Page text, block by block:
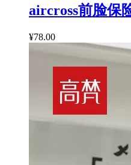
aircross前脸保
¥78.00